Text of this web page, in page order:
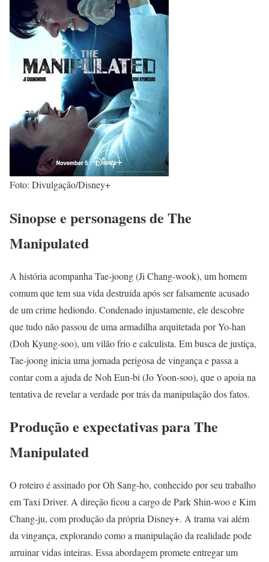
Foto: Divulgação/Disney+
Sinopse e personagens de The
Manipulated
A história acompanha Tae-joong (Ji Chang-wook), um homem
comum que tem sua vida destruída após ser falsamente acusado
de um crime hediondo. Condenado injustamente, ele descobre
que tudo não passou de uma armadilha arquitetada por Yo-han
(Doh Kyung-soo), um vilão frio e calculista. Em busca de justiça,
Tae-joong inicia uma jornada perigosa de vingança e passa a
contar com a ajuda de Noh Eun-bi (Jo Yoon-soo), que o apoia na
tentativa de revelar a verdade por trás da manipulação dos fatos.
Produção e expectativas para The
Manipulated
O roteiro é assinado por Oh Sang-ho, conhecido por seu trabalho
em Taxi Driver. A direção ficou a cargo de Park Shin-woo e Kim
Chang-ju, com produção da própria Disney+. A trama vai além
da vingança, explorando como a manipulação da realidade pode
arruinar vidas inteiras. Essa abordagem promete entregar um